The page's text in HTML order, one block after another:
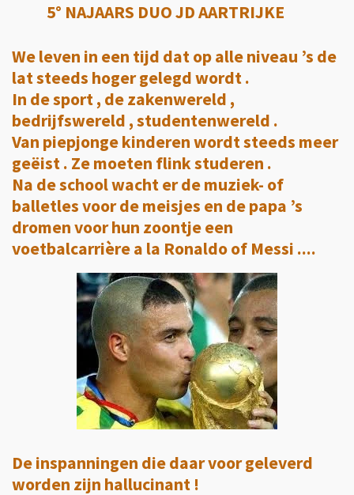
5° NAJAARS DUO JD AARTRIJKE
We leven in een tijd dat op alle niveau ’s de
lat steeds hoger gelegd wordt .
In de sport , de zakenwereld ,
bedrijfswereld , studentenwereld .
Van piepjonge kinderen wordt steeds meer
geëist . Ze moeten flink studeren .
Na de school wacht er de muziek- of
balletles voor de meisjes en de papa ’s
dromen voor hun zoontje een
voetbalcarrière a la Ronaldo of Messi ....
De inspanningen die daar voor geleverd
worden zijn hallucinant !